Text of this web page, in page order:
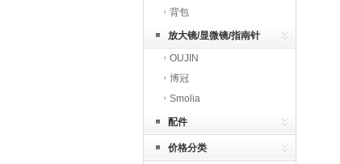
背包
放大镜/显微镜/指南针
OUJIN
博冠
Smolia
配件
价格分类